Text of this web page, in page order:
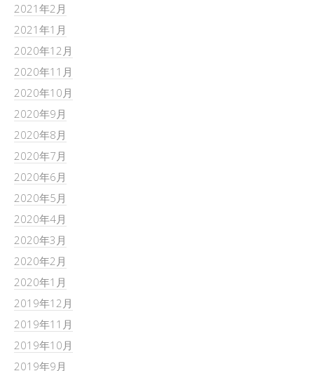
2021年2月
2021年1月
2020年12月
2020年11月
2020年10月
2020年9月
2020年8月
2020年7月
2020年6月
2020年5月
2020年4月
2020年3月
2020年2月
2020年1月
2019年12月
2019年11月
2019年10月
2019年9月